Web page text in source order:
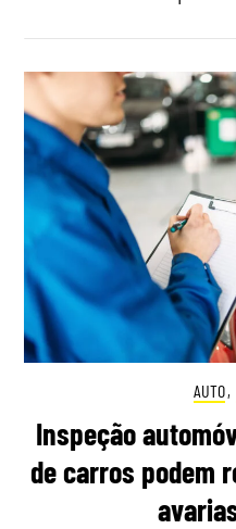
AUTO,
Inspeção
de carros podem